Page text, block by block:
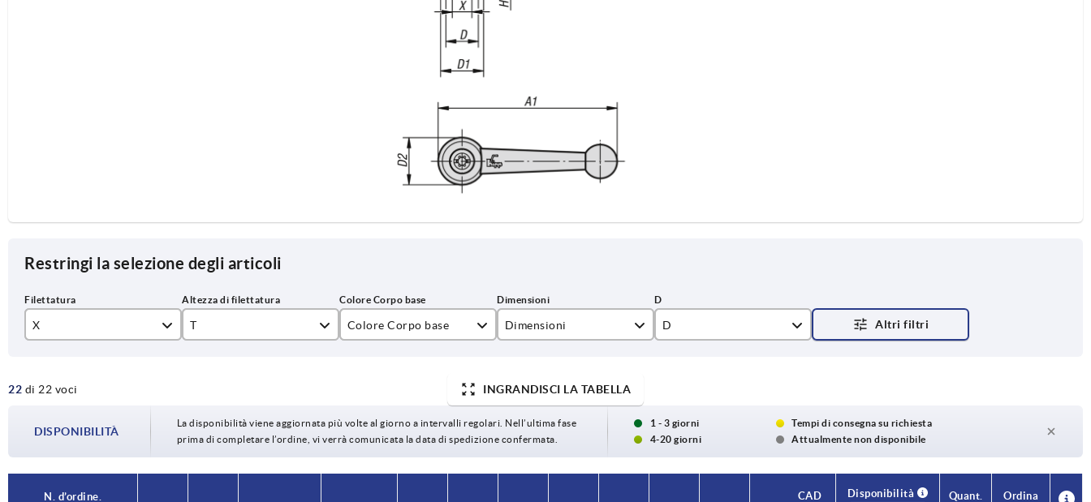
Restringi la selezione degli articoli
X
M5
M8
T
14
17
Colore Corpo base Dimensioni
2
3
4
D
16
19
22 di 22 voci INGRANDISCI LA TABELLA
DISPONIBILITÀ
La disponibilità viene aggiornata più volte al giorno a intervalli regolari. Nell’ultima fase
prima di completare l’ordine, vi verrà comunicata la data di spedizione confermata.
1 - 3 giorni
Tempi di consegna su richiesta
4-20 giorni
Attualmente non disponibile
N. d’ordine.
CAD
Disponibilità
Quant. Ordina
N. d’ordine.
CAD
Disponibilità
Quant. Ordina